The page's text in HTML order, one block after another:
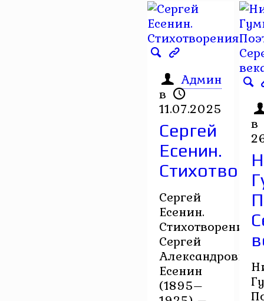
Админ
в
11.07.2025
Сергей
Есенин.
Сергей
Есенин.
Стихотворения
Сергей
Александрович
Есенин
(1895–
в